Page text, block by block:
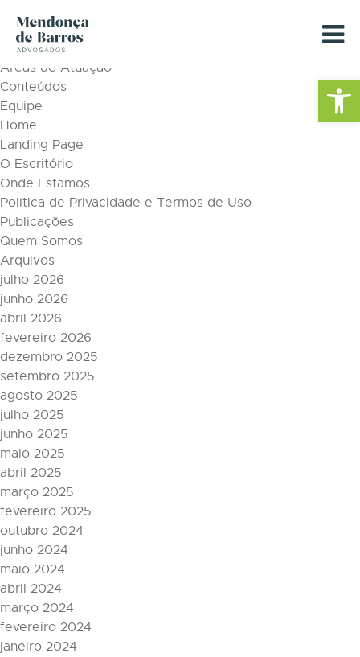
Barra de
Páginas
Áreas de Atuação
Conteúdos
Equipe
Home
Landing Page
O Escritório
Onde Estamos
Política de Privacidade e Termos de Uso
Publicações
Quem Somos
Arquivos
julho 2026
junho 2026
abril 2026
fevereiro 2026
dezembro 2025
setembro 2025
agosto 2025
julho 2025
junho 2025
maio 2025
abril 2025
março 2025
fevereiro 2025
outubro 2024
junho 2024
maio 2024
abril 2024
março 2024
fevereiro 2024
janeiro 2024